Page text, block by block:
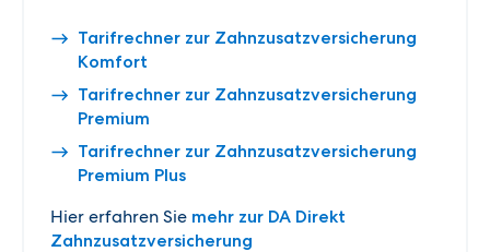
Tarifrechner zur Zahnzusatzversicherung
Komfort
Tarifrechner zur Zahnzusatzversicherung
Premium
Tarifrechner zur Zahnzusatzversicherung
Premium Plus
Hier erfahren Sie mehr zur DA Direkt
Zahnzusatzversicherung